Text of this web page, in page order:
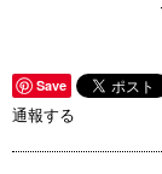
Save
通報する